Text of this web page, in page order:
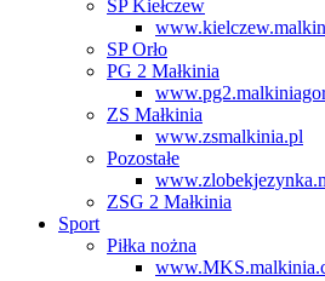
SP Kiełczew
SP Orło
PG 2 Małkinia
ZS Małkinia
www.zsmalkinia.pl
Pozostałe
ZSG 2 Małkinia
Sport
Piłka nożna